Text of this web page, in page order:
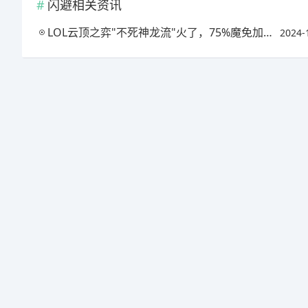
闪避相关资讯
LOL云顶之弈"不死神龙流"火了，75%魔免加35%闪避，1V9轻松，具体如何操作?